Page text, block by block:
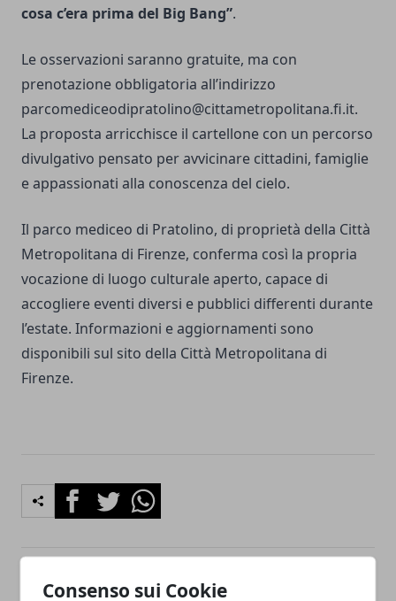
Consenso sui Cookie
cosa c’era prima del Big Bang”.
Le osservazioni saranno gratuite, ma con
prenotazione obbligatoria all’indirizzo
parcomediceodipratolino@cittametropolitana.fi.it.
La proposta arricchisce il cartellone con un percorso
divulgativo pensato per avvicinare cittadini, famiglie
e appassionati alla conoscenza del cielo.
Il parco mediceo di Pratolino, di proprietà della Città
Metropolitana di Firenze, conferma così la propria
vocazione di luogo culturale aperto, capace di
accogliere eventi diversi e pubblici differenti durante
l’estate. Informazioni e aggiornamenti sono
disponibili sul sito della Città Metropolitana di
Firenze.
FacebookTwitterWhatsapp
Articolo Precedente